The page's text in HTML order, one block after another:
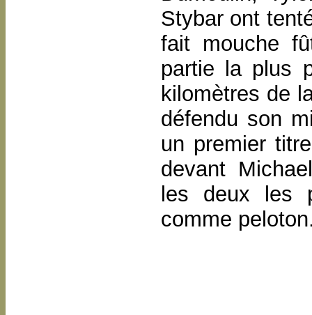
Stybar ont
fait mouche
partie la plus
kilomètres de
défendu son
un premier
devant
les deux les
comme